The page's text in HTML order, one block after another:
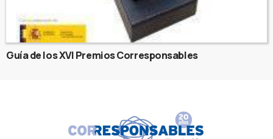
Guía de los XVI Premios Corresponsables